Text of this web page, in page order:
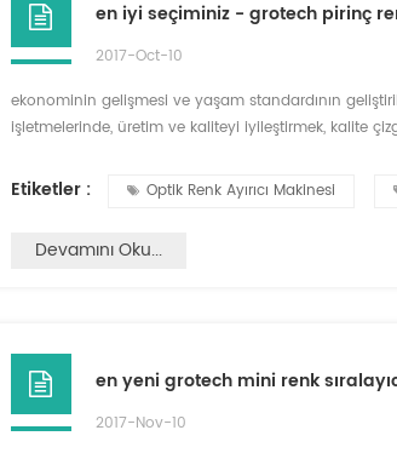
en iyi seçiminiz - grotech pirinç
2017-Oct-10
ekonominin gelişmesi ve yaşam standardının
işletmelerinde, üretim ve kaliteyi iyileştirmek, kalite
yerli hem yabancı pi...
Etiketler : Optik Renk Ayırıcı Makinesi
Devamını Oku...
en yeni grotech mini renk
2017-Nov-10